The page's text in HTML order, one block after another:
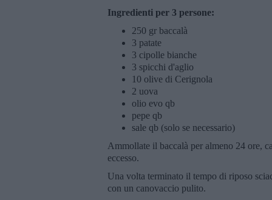
Ingredienti per 3 persone:
250 gr baccalà
3 patate
3 cipolle bianche
3 spicchi d'aglio
10 olive di Cerignola
2 uova
olio evo qb
pepe qb
sale qb (solo se necessario)
Ammollate il baccalà per almeno 24 ore,
eccesso.
Una volta terminato il tempo di riposo
con un canovaccio pulito.